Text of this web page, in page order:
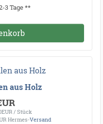
3 Tage **
aus Holz
/ Stück
Hermes-Versand